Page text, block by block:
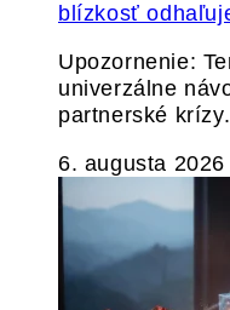
blízkosť
Upozornenie:
univerzálne
partnerské
6. augusta 2026